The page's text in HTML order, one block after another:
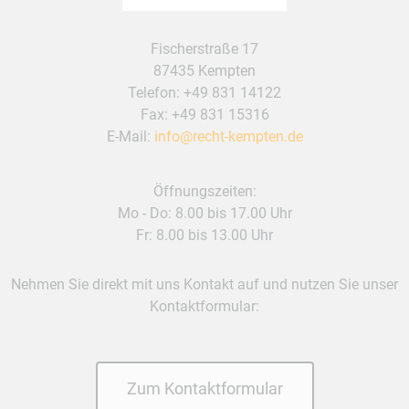
Fischerstraße 17
87435 Kempten
Telefon: +49 831 14122
Fax: +49 831 15316
E-Mail: info@recht-kempten.de
Öffnungszeiten:
Mo - Do: 8.00 bis 17.00 Uhr
Fr: 8.00 bis 13.00 Uhr
Nehmen Sie direkt mit uns Kontakt auf und nutzen Sie unser
Kontaktformular:
Zum Kontaktformular